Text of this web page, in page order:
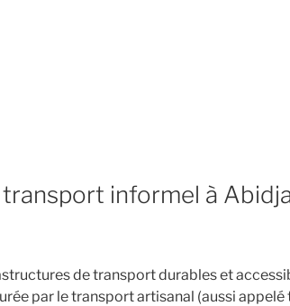
informel à
de transport durables et
par le transport artisanal (aussi